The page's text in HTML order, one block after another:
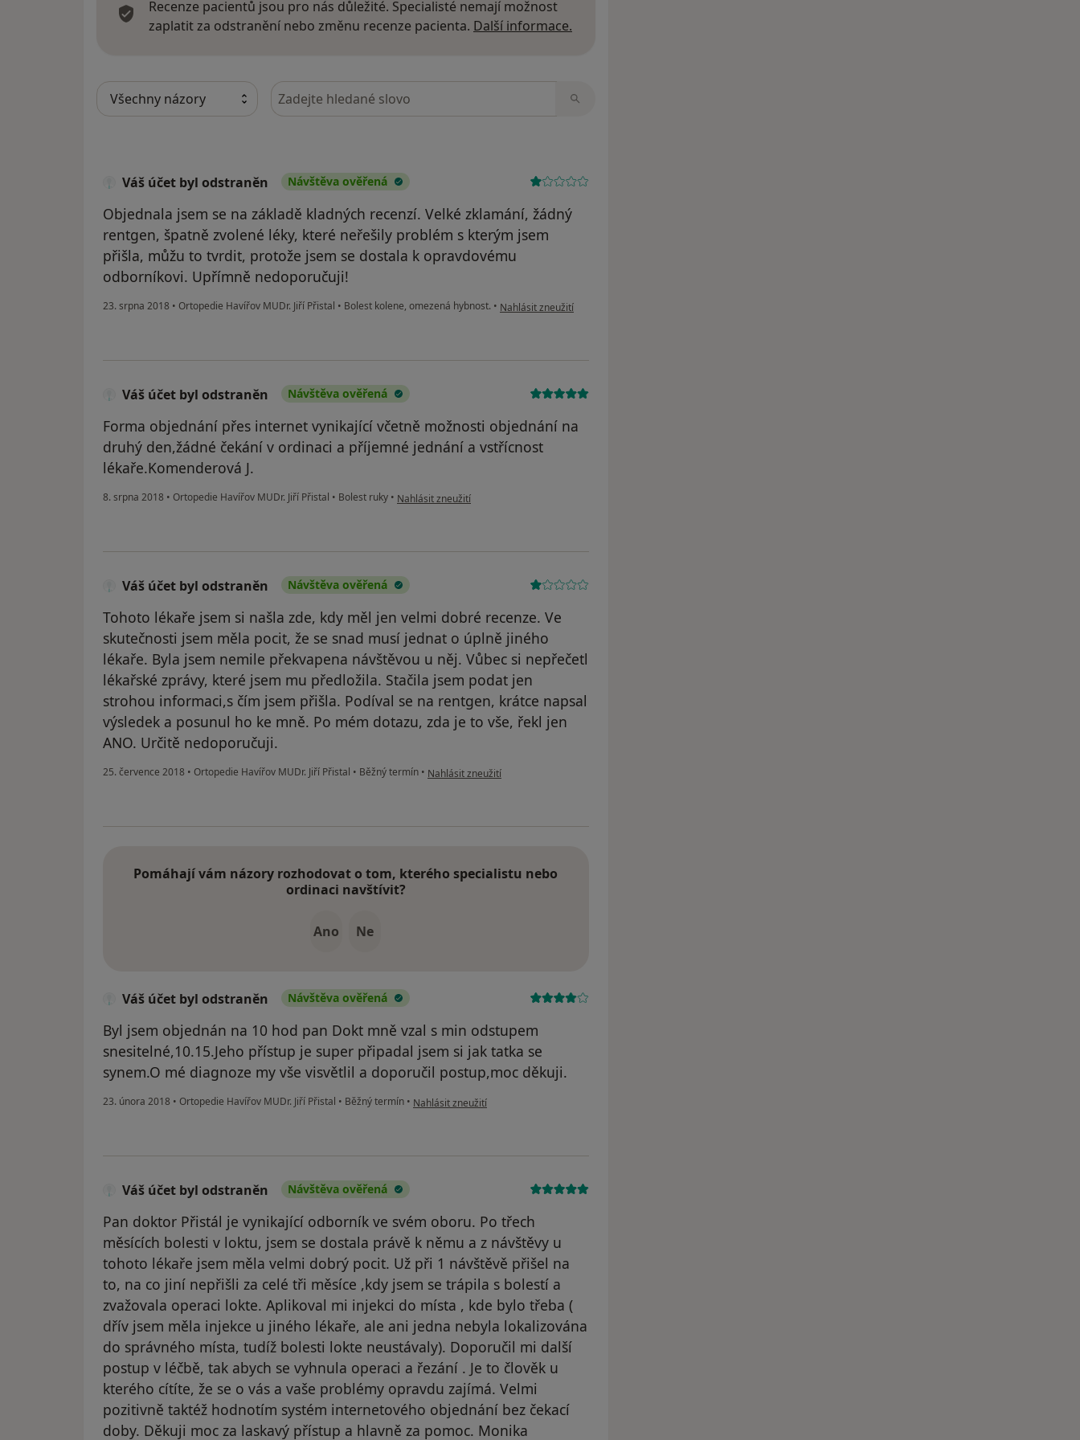
Recenze pacientů jsou pro nás důležité. Specialisté nemají možnost
zaplatit za odstranění nebo změnu recenze pacienta. Další informace.
Hledejte v názorech
Váš účet byl odstraněn Návštěva ověřená
Objednala jsem se na základě kladných recenzí. Velké zklamání, žádný
rentgen, špatně zvolené léky, které neřešily problém s kterým jsem
přišla, můžu to tvrdit, protože jsem se dostala k opravdovému
odborníkovi. Upřímně nedoporučuji!
23. srpna 2018 • Ortopedie Havířov MUDr. Jiří Přistal • Bolest kolene, omezená hybnost. • podle názoru uživatele Váš účet byl odstraněn
Nahlásit zneužití
Váš účet byl odstraněn Návštěva ověřená
Forma objednání přes internet vynikající včetně možnosti objednání na
druhý den,žádné čekání v ordinaci a příjemné jednání a vstřícnost
lékaře.Komenderová J.
8. srpna 2018 • Ortopedie Havířov MUDr. Jiří Přistal • Bolest ruky • podle názoru uživatele Váš účet byl odstraněn
Nahlásit zneužití
Váš účet byl odstraněn Návštěva ověřená
Tohoto lékaře jsem si našla zde, kdy měl jen velmi dobré recenze. Ve
skutečnosti jsem měla pocit, že se snad musí jednat o úplně jiného
lékaře. Byla jsem nemile překvapena návštěvou u něj. Vůbec si nepřečetl
lékařské zprávy, které jsem mu předložila. Stačila jsem podat jen
strohou informaci,s čím jsem přišla. Podíval se na rentgen, krátce napsal
výsledek a posunul ho ke mně. Po mém dotazu, zda je to vše, řekl jen
ANO. Určitě nedoporučuji.
25. července 2018 • Ortopedie Havířov MUDr. Jiří Přistal • Běžný termín • podle názoru uživatele Váš účet byl odstraněn
Nahlásit zneužití
Pomáhají vám názory rozhodovat o tom, kterého specialistu nebo
ordinaci navštívit?
Ano Ne
Váš účet byl odstraněn Návštěva ověřená
Byl jsem objednán na 10 hod pan Dokt mně vzal s min odstupem
snesitelné,10.15.Jeho přístup je super připadal jsem si jak tatka se
synem.O mé diagnoze my vše visvětlil a doporučil postup,moc děkuji.
23. února 2018 • Ortopedie Havířov MUDr. Jiří Přistal • Běžný termín • podle názoru uživatele Váš účet byl odstraněn
Nahlásit zneužití
Váš účet byl odstraněn Návštěva ověřená
Pan doktor Přistál je vynikající odborník ve svém oboru. Po třech
měsících bolesti v loktu, jsem se dostala právě k němu a z návštěvy u
tohoto lékaře jsem měla velmi dobrý pocit. Už při 1 návštěvě přišel na
to, na co jiní nepřišli za celé tři měsíce ,kdy jsem se trápila s bolestí a
zvažovala operaci lokte. Aplikoval mi injekci do místa , kde bylo třeba (
dřív jsem měla injekce u jiného lékaře, ale ani jedna nebyla lokalizována
do správného místa, tudíž bolesti lokte neustávaly). Doporučil mi další
postup v léčbě, tak abych se vyhnula operaci a řezání . Je to člověk u
kterého cítíte, že se o vás a vaše problémy opravdu zajímá. Velmi
pozitivně taktéž hodnotím systém internetového objednání bez čekací
doby. Děkuji moc za laskavý přístup a hlavně za pomoc. Monika